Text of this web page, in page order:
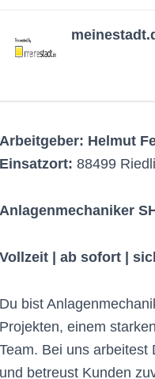
Arbeitgeber: Helmut
Einsatzort: 88499
Anlagenmechaniker
Vollzeit | ab sofort |
Du bist
Projekten, einem
Team. Bei uns arbeitest
und betreust Kunden